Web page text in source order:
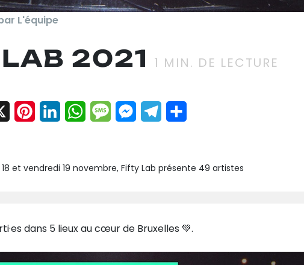
L'équipe
2021 1 MIN. DE LECTURE
X Pinterest
LinkedInWhatsApp
MessageMessenger
Telegram
18 et vendredi 19 novembre, Fifty Lab présente 49 artistes
dans 5 lieux au cœur de Bruxelles 💚.